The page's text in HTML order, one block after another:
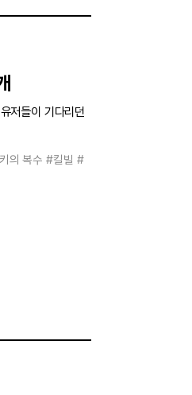
저들이 기다리던
의 복수 #킬빌 #